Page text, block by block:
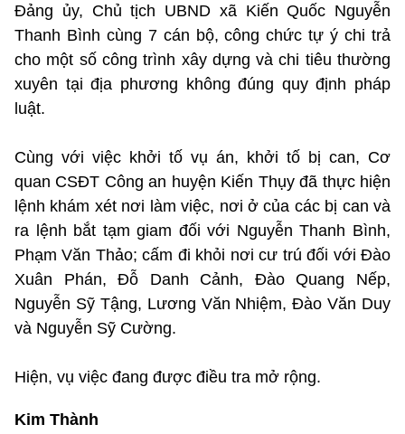
Đảng ủy, Chủ tịch UBND xã Kiến Quốc Nguyễn
Thanh Bình cùng 7 cán bộ, công chức tự ý chi trả
cho một số công trình xây dựng và chi tiêu thường
xuyên tại địa phương không đúng quy định pháp
luật.
Cùng với việc khởi tố vụ án, khởi tố bị can, Cơ
quan CSĐT Công an huyện Kiến Thụy đã thực hiện
lệnh khám xét nơi làm việc, nơi ở của các bị can và
ra lệnh bắt tạm giam đối với Nguyễn Thanh Bình,
Phạm Văn Thảo; cấm đi khỏi nơi cư trú đối với Đào
Xuân Phán, Đỗ Danh Cảnh, Đào Quang Nếp,
Nguyễn Sỹ Tậng, Lương Văn Nhiệm, Đào Văn Duy
và Nguyễn Sỹ Cường.
Hiện, vụ việc đang được điều tra mở rộng.
Kim Thành